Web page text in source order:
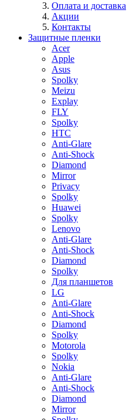
Оплата и доставка
Акции
Контакты
Защитные пленки
Acer
Apple
Asus
Spolky
Meizu
Explay
FLY
Spolky
HTC
Anti-Glare
Anti-Shock
Diamond
Mirror
Privacy
Spolky
Huawei
Spolky
Lenovo
Anti-Glare
Anti-Shock
Diamond
Spolky
Для планшетов
LG
Anti-Glare
Anti-Shock
Diamond
Spolky
Motorola
Spolky
Nokia
Anti-Glare
Anti-Shock
Diamond
Mirror